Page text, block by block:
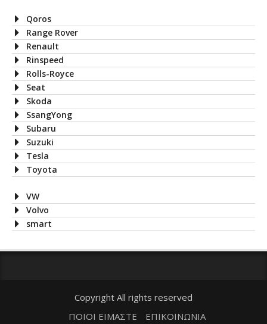
Qoros
Range Rover
Renault
Rinspeed
Rolls-Royce
Seat
Skoda
SsangYong
Subaru
Suzuki
Tesla
Toyota
VW
Volvo
smart
Copyright All rights reserved
ΠΟΙΟΙ ΕΙΜΑΣΤΕ
ΕΠΙΚΟΙΝΩΝΙΑ